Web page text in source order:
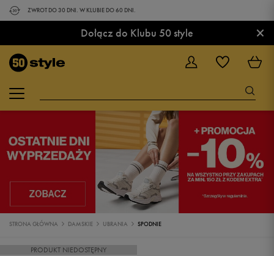
ZWROT DO 30 DNI. W KLUBIE DO 60 DNI.
Dołącz do Klubu 50 style ×
STRONA GŁÓWNA DAMSKIE UBRANIA SPODNIE
PRODUKT NIEDOSTĘPNY